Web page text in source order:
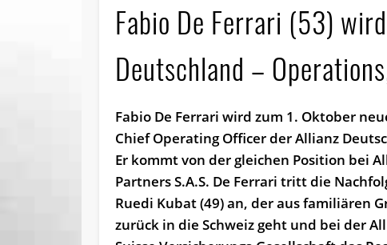
Fabio De Ferrari (53)
Deutschland –
Fabio De Ferrari wird zum 1. Oktober
Chief Operating Officer der Allianz
Er kommt von der gleichen Position bei
Partners S.A.S. De Ferrari tritt die
Ruedi Kubat (49) an, der aus familiären
zurück in die Schweiz geht und bei der